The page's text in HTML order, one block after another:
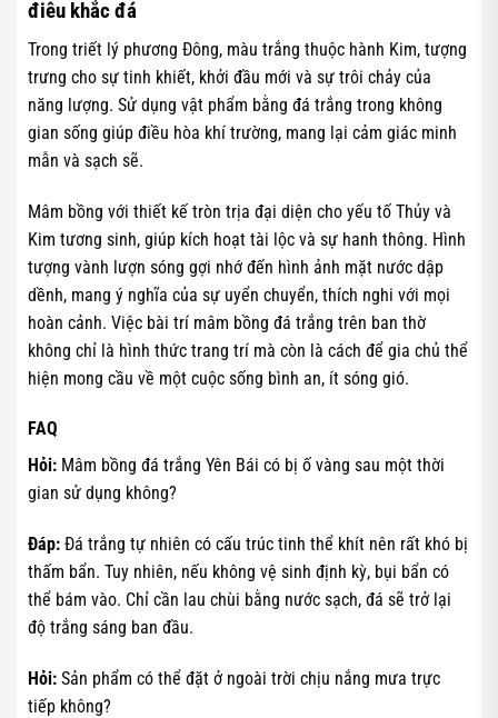
điêu khắc đá
Trong triết lý phương Đông, màu trắng thuộc hành Kim, tượng
trưng cho sự tinh khiết, khởi đầu mới và sự trôi chảy của
năng lượng. Sử dụng vật phẩm bằng đá trắng trong không
gian sống giúp điều hòa khí trường, mang lại cảm giác minh
mẫn và sạch sẽ.
Mâm bồng với thiết kế tròn trịa đại diện cho yếu tố Thủy và
Kim tương sinh, giúp kích hoạt tài lộc và sự hanh thông. Hình
tượng vành lượn sóng gợi nhớ đến hình ảnh mặt nước dập
dềnh, mang ý nghĩa của sự uyển chuyển, thích nghi với mọi
hoàn cảnh. Việc bài trí mâm bồng đá trắng trên ban thờ
không chỉ là hình thức trang trí mà còn là cách để gia chủ thể
hiện mong cầu về một cuộc sống bình an, ít sóng gió.
FAQ
Hỏi: Mâm bồng đá trắng Yên Bái có bị ố vàng sau một thời
gian sử dụng không?
Đáp: Đá trắng tự nhiên có cấu trúc tinh thể khít nên rất khó bị
thấm bẩn. Tuy nhiên, nếu không vệ sinh định kỳ, bụi bẩn có
thể bám vào. Chỉ cần lau chùi bằng nước sạch, đá sẽ trở lại
độ trắng sáng ban đầu.
Hỏi: Sản phẩm có thể đặt ở ngoài trời chịu nắng mưa trực
tiếp không?